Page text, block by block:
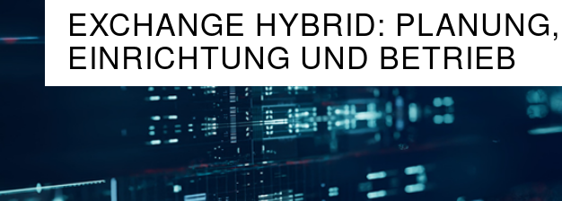
EXCHANGE HYBRID: PLANUNG,
EINRICHTUNG UND BETRIEB